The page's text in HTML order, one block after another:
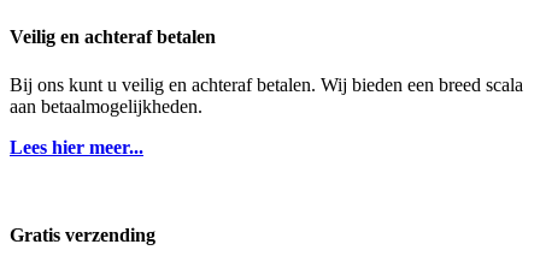
Veilig en achteraf betalen
Bij ons kunt u veilig en achteraf betalen. Wij bieden een breed scala
aan betaalmogelijkheden.
Lees hier meer...
Gratis verzending